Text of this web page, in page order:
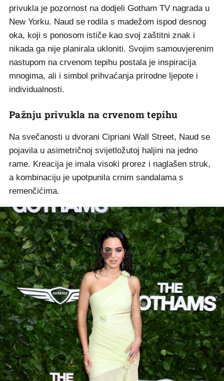
privukla je pozornost na dodjeli Gotham TV nagrada u
New Yorku. Naud se rodila s madežom ispod desnog
oka, koji s ponosom ističe kao svoj zaštitni znak i
nikada ga nije planirala ukloniti. Svojim samouvjerenim
nastupom na crvenom tepihu postala je inspiracija
mnogima, ali i simbol prihvaćanja prirodne ljepote i
individualnosti.
Pažnju privukla na crvenom tepihu
Na svečanosti u dvorani Cipriani Wall Street, Naud se
pojavila u asimetričnoj svijetložutoj haljini na jedno
rame. Kreacija je imala visoki prorez i naglašen struk,
a kombinaciju je upotpunila crnim sandalama s
remenčićima.